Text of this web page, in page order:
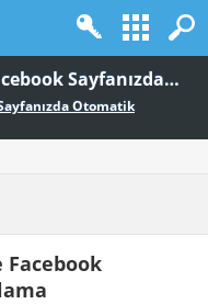
Yazılarınız RSS Graffiti ile Facebook Sayfanızda Otomatik Yayınlama
Otomatik
Facebook